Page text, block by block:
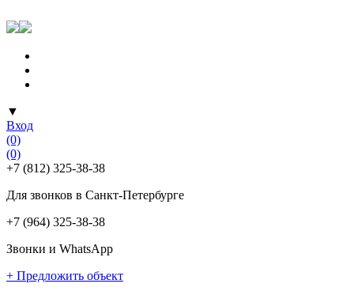
▼
Вход
(0)
(0)
+7 (812) 325-38-38
Для звонков в Санкт-Петербурге
+7 (964) 325-38-38
Звонки и WhatsApp
+ Предложить объект